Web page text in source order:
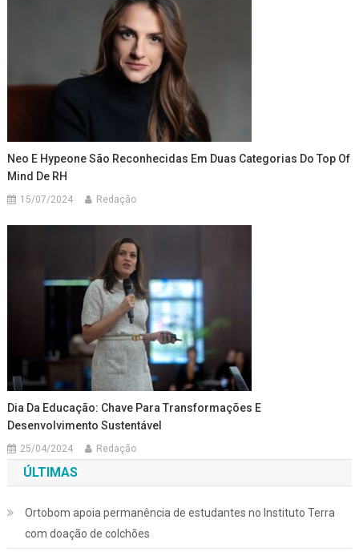
Neo E Hypeone São Reconhecidas Em Duas Categorias Do Top Of
Mind De RH
15/07/2024 Redação
Dia Da Educação: Chave Para Transformações E
Desenvolvimento Sustentável
25/04/2024 Redação
ÚLTIMAS
Ortobom apoia permanência de estudantes no Instituto Terra
com doação de colchões